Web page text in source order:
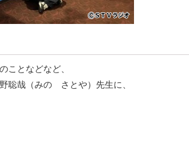
ことなどなど、
聡哉（みの さとや）先生に、